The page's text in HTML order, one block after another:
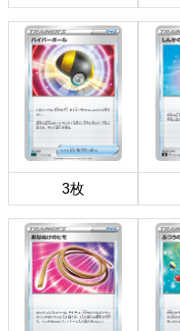
3枚